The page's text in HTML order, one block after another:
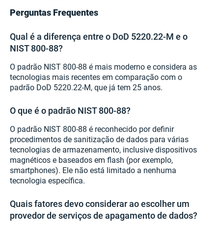
Perguntas Frequentes
Qual é a diferença entre o DoD 5220.22-M e o
NIST 800-88?
O padrão NIST 800-88 é mais moderno e considera as
tecnologias mais recentes em comparação com o
padrão DoD 5220.22-M, que já tem 25 anos.
O que é o padrão NIST 800-88?
O padrão NIST 800-88 é reconhecido por definir
procedimentos de sanitização de dados para várias
tecnologias de armazenamento, inclusive dispositivos
magnéticos e baseados em flash (por exemplo,
smartphones). Ele não está limitado a nenhuma
tecnologia específica.
Quais fatores devo considerar ao escolher um
provedor de serviços de apagamento de dados?